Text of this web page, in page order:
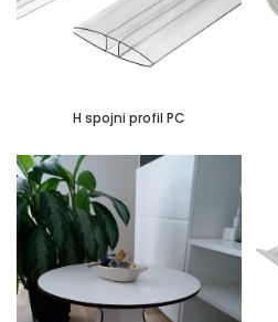
H spojni profil PC